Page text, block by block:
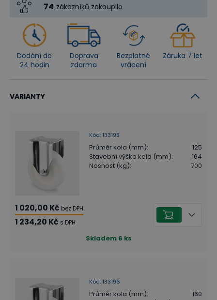
74 zákazníků zakoupilo
Dodání do
24 hodin
Doprava
zdarma
Bezplatné
vrácení
Záruka 7 let
VARIANTY
Kód: 133195
Průměr kola (mm):
125
Stavební výška kola (mm):
164
Nosnost (kg): 700
1 020,00 Kč bez DPH
1 234,20 Kč s DPH
Skladem 6 ks
Kód: 133196
Průměr kola (mm):
160